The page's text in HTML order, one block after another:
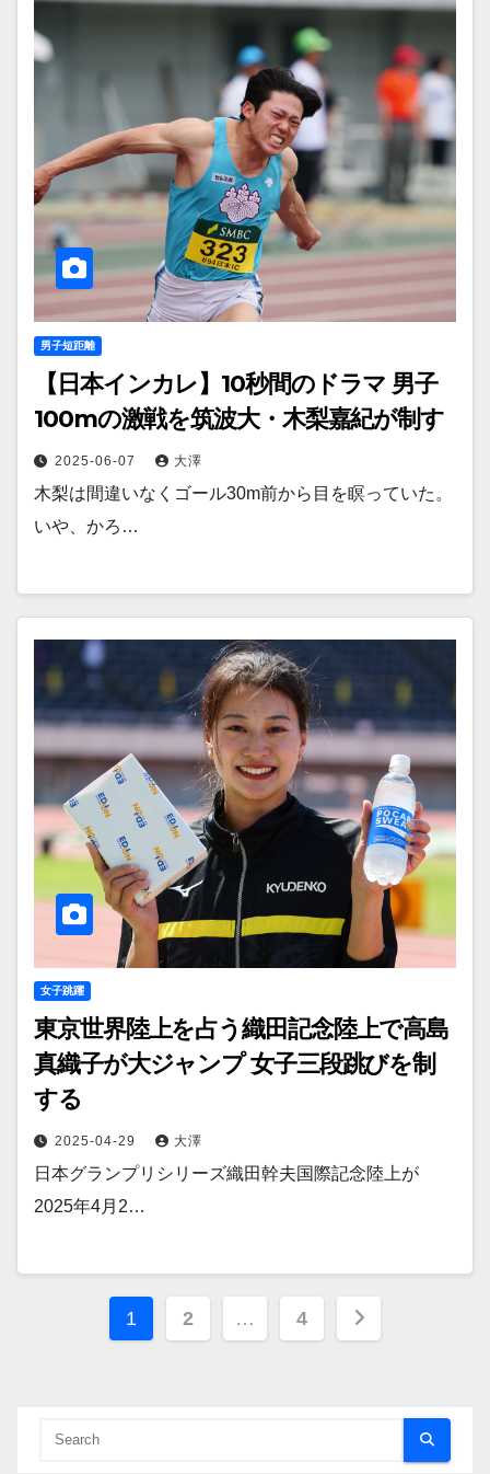
男子短距離
【日本インカレ】10秒間のドラマ 男子
100mの激戦を筑波大・木梨嘉紀が制す
2025-06-07 大澤
木梨は間違いなくゴール30m前から目を瞑っていた。
いや、かろ…
女子跳躍
東京世界陸上を占う織田記念陸上で高島
真織子が大ジャンプ 女子三段跳びを制
する
2025-04-29 大澤
日本グランプリシリーズ織田幹夫国際記念陸上が
2025年4月2…
投
1 2 … 4